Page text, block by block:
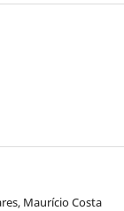
Maurício Costa